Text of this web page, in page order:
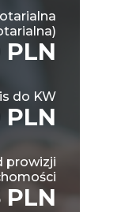
PLN
do KW
PLN
prowizji
PLN